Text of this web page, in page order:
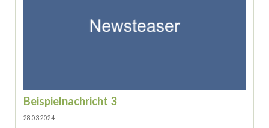
Beispielnachricht 3
28.03.2024